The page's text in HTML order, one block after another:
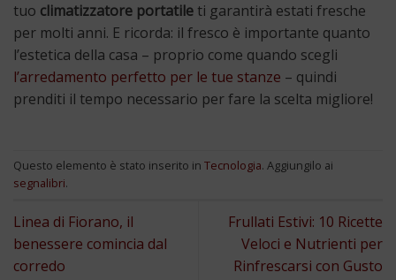
tuo climatizzatore portatile ti garantirà estati fresche
per molti anni. E ricorda: il fresco è importante quanto
l’estetica della casa – proprio come quando scegli
l’arredamento perfetto per le tue stanze – quindi
prenditi il tempo necessario per fare la scelta migliore!
Questo elemento è stato inserito in Tecnologia. Aggiungilo ai
segnalibri.
Linea di Fiorano, il
benessere comincia dal
corredo
Frullati Estivi: 10 Ricette
Veloci e Nutrienti per
Rinfrescarsi con Gusto